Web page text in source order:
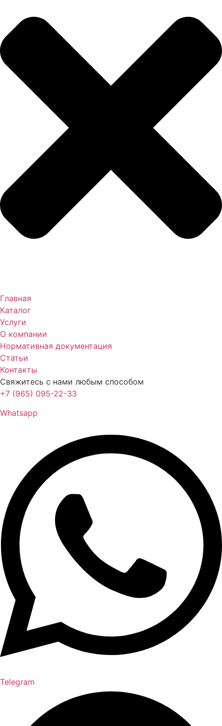
Главная
Каталог
Услуги
О компании
Нормативная документация
Статьи
Контакты
Свяжитесь с нами любым способом
+7 (965) 095-22-33
Whatsapp
Telegram